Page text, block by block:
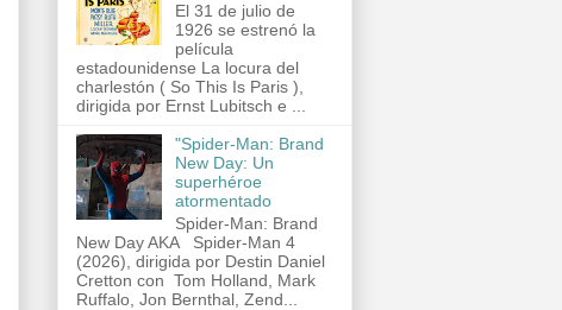
El 31 de julio de
1926 se estrenó la
película
estadounidense La locura del
charlestón ( So This Is Paris ),
dirigida por Ernst Lubitsch e ...
"Spider-Man: Brand
New Day: Un
superhéroe
atormentado
Spider-Man: Brand
New Day AKA Spider-Man 4
(2026), dirigida por Destin Daniel
Cretton con Tom Holland, Mark
Ruffalo, Jon Bernthal, Zend...